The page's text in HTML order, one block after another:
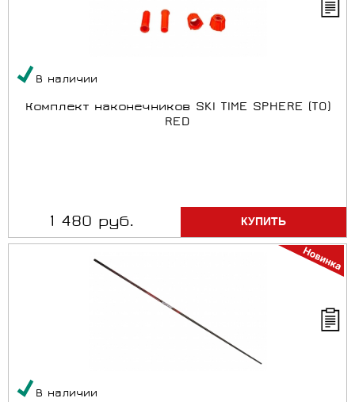
В наличии
Комплект наконечников SKI TIME SPHERE (T0)
RED
1 480 руб.
В наличии